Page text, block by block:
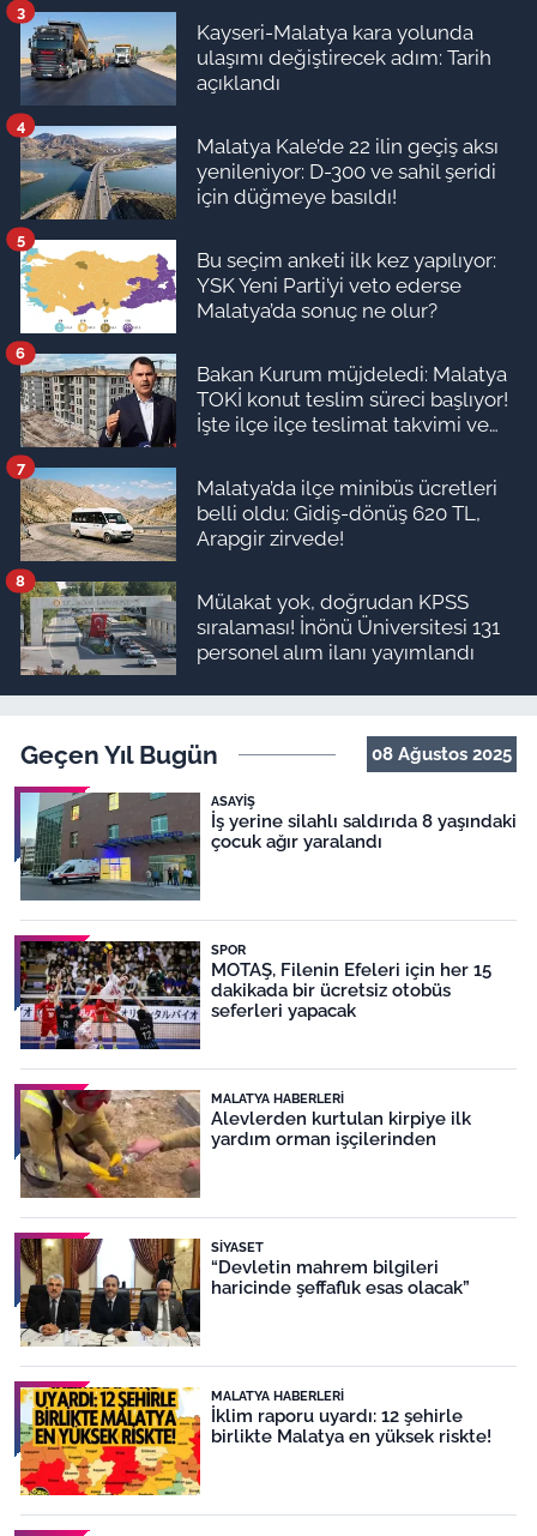
Kayseri-Malatya kara yolunda
ulaşımı değiştirecek adım: Tarih
açıklandı
3
Malatya Kale’de 22 ilin geçiş aksı
yenileniyor: D-300 ve sahil şeridi
için düğmeye basıldı!
4
Bu seçim anketi ilk kez yapılıyor:
YSK Yeni Parti’yi veto ederse
Malatya’da sonuç ne olur?
5
Bakan Kurum müjdeledi: Malatya
TOKİ konut teslim süreci başlıyor!
İşte ilçe ilçe teslimat takvimi ve
6
Malatya’da ilçe minibüs ücretleri
belli oldu: Gidiş-dönüş 620 TL,
Arapgir zirvede!
7
Mülakat yok, doğrudan KPSS
sıralaması! İnönü Üniversitesi 131
personel alım ilanı yayımlandı
8
Geçen Yıl Bugün 08 Ağustos 2025
ASAYIŞ
İş yerine silahlı saldırıda 8 yaşındaki
çocuk ağır yaralandı
SPOR
MOTAŞ, Filenin Efeleri için her 15
dakikada bir ücretsiz otobüs
seferleri yapacak
MALATYA HABERLERI
Alevlerden kurtulan kirpiye ilk
yardım orman işçilerinden
SIYASET
“Devletin mahrem bilgileri
haricinde şeffaflık esas olacak”
MALATYA HABERLERI
İklim raporu uyardı: 12 şehirle
birlikte Malatya en yüksek riskte!